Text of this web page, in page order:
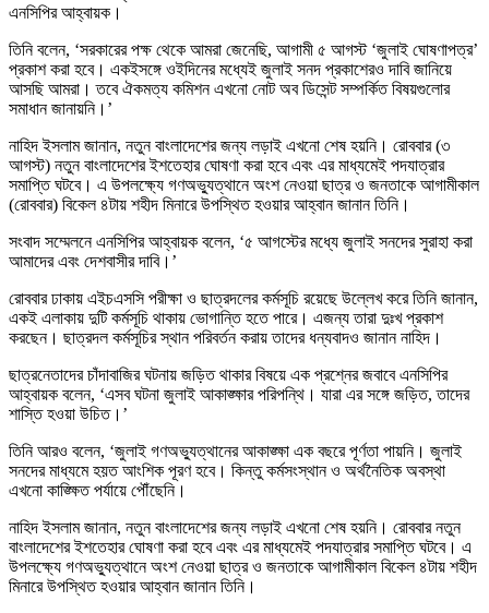
এনসিপির আহ্বায়ক।
তিনি বলেন, ‘সরকারের পক্ষ থেকে আমরা জেনেছি, আগামী ৫ আগস্ট ‘জুলাই ঘোষণাপত্র’
প্রকাশ করা হবে। একইসঙ্গে ওইদিনের মধ্যেই জুলাই সনদ প্রকাশেরও দাবি জানিয়ে
আসছি আমরা। তবে ঐকমত্য কমিশন এখনো নোট অব ডিসেন্ট সম্পর্কিত বিষয়গুলোর
সমাধান জানায়নি।’
নাহিদ ইসলাম জানান, নতুন বাংলাদেশের জন্য লড়াই এখনো শেষ হয়নি। রোববার (৩
আগস্ট) নতুন বাংলাদেশের ইশতেহার ঘোষণা করা হবে এবং এর মাধ্যমেই পদযাত্রার
সমাপ্তি ঘটবে। এ উপলক্ষ্যে গণঅভ্যুত্থানে অংশ নেওয়া ছাত্র ও জনতাকে আগামীকাল
(রোববার) বিকেল ৪টায় শহীদ মিনারে উপস্থিত হওয়ার আহ্বান জানান তিনি।
সংবাদ সম্মেলনে এনসিপির আহ্বায়ক বলেন, ‘৫ আগস্টের মধ্যে জুলাই সনদের সুরাহা করা
আমাদের এবং দেশবাসীর দাবি।’
রোববার ঢাকায় এইচএসসি পরীক্ষা ও ছাত্রদলের কর্মসূচি রয়েছে উল্লেখ করে তিনি জানান,
একই এলাকায় দুটি কর্মসূচি থাকায় ভোগান্তি হতে পারে। এজন্য তারা দুঃখ প্রকাশ
করছেন। ছাত্রদল কর্মসূচির স্থান পরিবর্তন করায় তাদের ধন্যবাদও জানান নাহিদ।
ছাত্রনেতাদের চাঁদাবাজির ঘটনায় জড়িত থাকার বিষয়ে এক প্রশ্নের জবাবে এনসিপির
আহ্বায়ক বলেন, ‘এসব ঘটনা জুলাই আকাঙ্ক্ষার পরিপন্থি। যারা এর সঙ্গে জড়িত, তাদের
শাস্তি হওয়া উচিত।’
তিনি আরও বলেন, ‘জুলাই গণঅভ্যুত্থানের আকাঙ্ক্ষা এক বছরে পূর্ণতা পায়নি। জুলাই
সনদের মাধ্যমে হয়ত আংশিক পূরণ হবে। কিন্তু কর্মসংস্থান ও অর্থনৈতিক অবস্থা
এখনো কাঙ্ক্ষিত পর্যায়ে পৌঁছেনি।
নাহিদ ইসলাম জানান, নতুন বাংলাদেশের জন্য লড়াই এখনো শেষ হয়নি। রোববার নতুন
বাংলাদেশের ইশতেহার ঘোষণা করা হবে এবং এর মাধ্যমেই পদযাত্রার সমাপ্তি ঘটবে। এ
উপলক্ষ্যে গণঅভ্যুত্থানে অংশ নেওয়া ছাত্র ও জনতাকে আগামীকাল বিকেল ৪টায় শহীদ
মিনারে উপস্থিত হওয়ার আহ্বান জানান তিনি।